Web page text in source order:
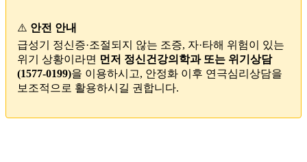
⚠️ 안전 안내
급성기 정신증·조절되지 않는 조증, 자·타해 위험이 있는
위기 상황이라면 먼저 정신건강의학과 또는 위기상담
(1577-0199)을 이용하시고, 안정화 이후 연극심리상담을
보조적으로 활용하시길 권합니다.